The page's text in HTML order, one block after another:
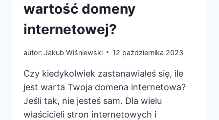
wartość domeny
internetowej?
autor: Jakub Wiśniewski 12 października 2023
Czy kiedykolwiek zastanawiałeś się, ile
jest warta Twoja domena internetowa?
Jeśli tak, nie jesteś sam. Dla wielu
właścicieli stron internetowych i